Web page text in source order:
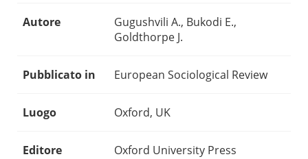
Autore
Gugushvili A., Bukodi E.,
Goldthorpe J.
Pubblicato in European Sociological Review
Luogo Oxford, UK
Editore Oxford University Press